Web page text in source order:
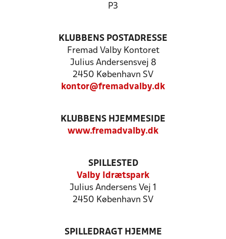
P3
KLUBBENS POSTADRESSE
Fremad Valby Kontoret
Julius Andersensvej 8
2450 København SV
kontor@fremadvalby.dk
KLUBBENS HJEMMESIDE
www.fremadvalby.dk
SPILLESTED
Valby Idrætspark
Julius Andersens Vej 1
2450 København SV
SPILLEDRAGT HJEMME